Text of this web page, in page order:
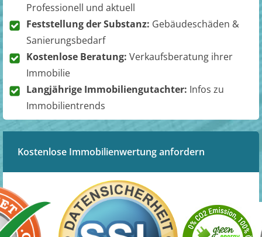
Professionell und aktuell
Feststellung der Substanz: Gebäudeschäden &
Sanierungsbedarf
Kostenlose Beratung: Verkaufsberatung ihrer
Immobilie
Langjährige Immobiliengutachter: Infos zu
Immobilientrends
Kostenlose Immobilienwertung anfordern